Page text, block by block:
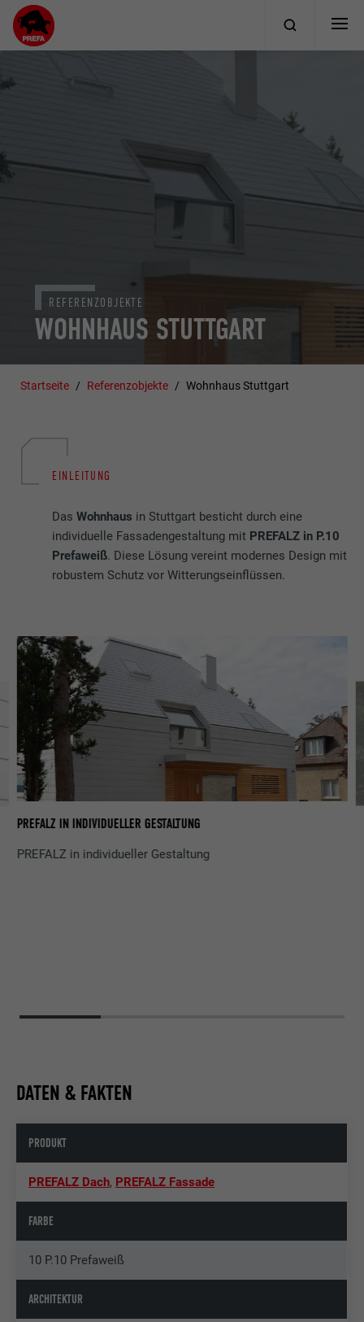
WOHNHAUS STUTTGART
REFERENZOBJEKTE
Startseite Referenzobjekte Wohnhaus Stuttgart
EINLEITUNG
DasWohnhaus in Stuttgart besticht durch eine
individuelle Fassadengestaltung mit PREFALZ in P.10
Prefaweiß. Diese Lösung vereint modernes Design mit
robustem Schutz vor Witterungseinflüssen.
PREFALZ IN INDIVIDUELLER GESTALTUNG
PREFALZ in individueller Gestaltung
DATEN & FAKTEN
PRODUKT
PREFALZ Dach, PREFALZ Fassade
FARBE
10 P.10 Prefaweiß
ARCHITEKTUR